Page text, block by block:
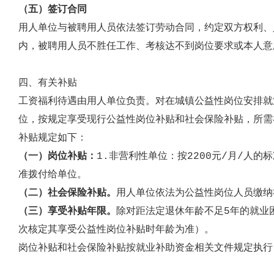
（五）签订合同
用人单位与被聘用人员依法签订劳动合同 ，约定双方权利
内，被聘用人员不胜任工作、考核达不到岗位要求或本人
四、有关补贴
工资福利待遇由用人单位负责。 对在城镇公益性岗位安排
位， 按规定享受现行公益性岗位补贴和社会保险补贴，所
补贴规定如下：
（一）岗位补贴： 1.非营利性单位： 按2200元/月 /人的
准拨付给单位。
（二）社会保险补贴。 用人单位依法为公益性岗位人员缴纳
（三）享受补贴年限。 除对距法定退休年龄不足5年的就业
次核定其享受公益性岗位补贴时年龄为准）。
岗位补贴和社会保险补贴按就业补助资金相关文件规定执